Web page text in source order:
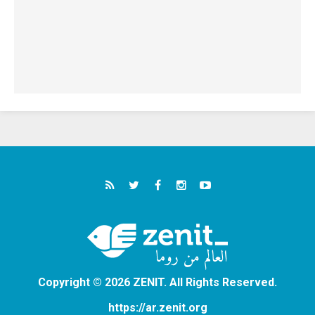
Copyright © 2026 ZENIT. All Rights Reserved.
https://ar.zenit.org